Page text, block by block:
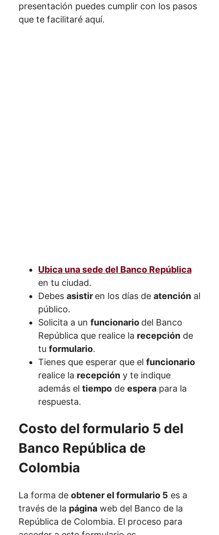
presentación puedes cumplir con los pasos
que te facilitaré aquí.
Ubica una sede del Banco República
en tu ciudad.
Debes asistir en los días de atención al
público.
Solicita a un funcionario del Banco
República que realice la recepción de
tu formulario.
Tienes que esperar que el funcionario
realice la recepción y te indique
además el tiempo de espera para la
respuesta.
Costo del formulario 5 del
Banco República de
Colombia
La forma de obtener el formulario 5 es a
través de la página web del Banco de la
República de Colombia. El proceso para